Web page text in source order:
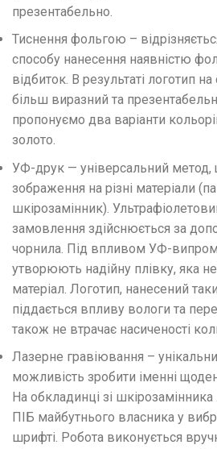
презентабельно.
Тиснення фольгою –
способу нанесення наявністю
відбиток. В результаті логотип
більш виразний та
пропонуємо два варіанти
золото.
УФ-друк — універсальний метод,
зображення на різні матеріали
шкірозамінник).
замовлення здійснюється за
чорнила. Під впливом УФ-
утворюють надійну плівку, яка
матеріал. Логотип, нанесений
піддається впливу вологи та
також не втрачає насиченості
Лазерне гравіювання –
можливість зробити іменні
На обкладинці зі
ПІБ майбутнього власника у
шрифті. Робота виконується